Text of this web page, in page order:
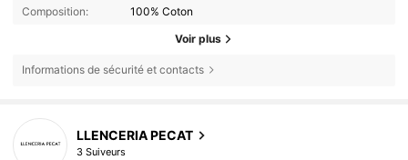
Composition:
100% Coton
Voir plus
Informations de sécurité et contacts
LLENCERIA PECAT
3 Suiveurs